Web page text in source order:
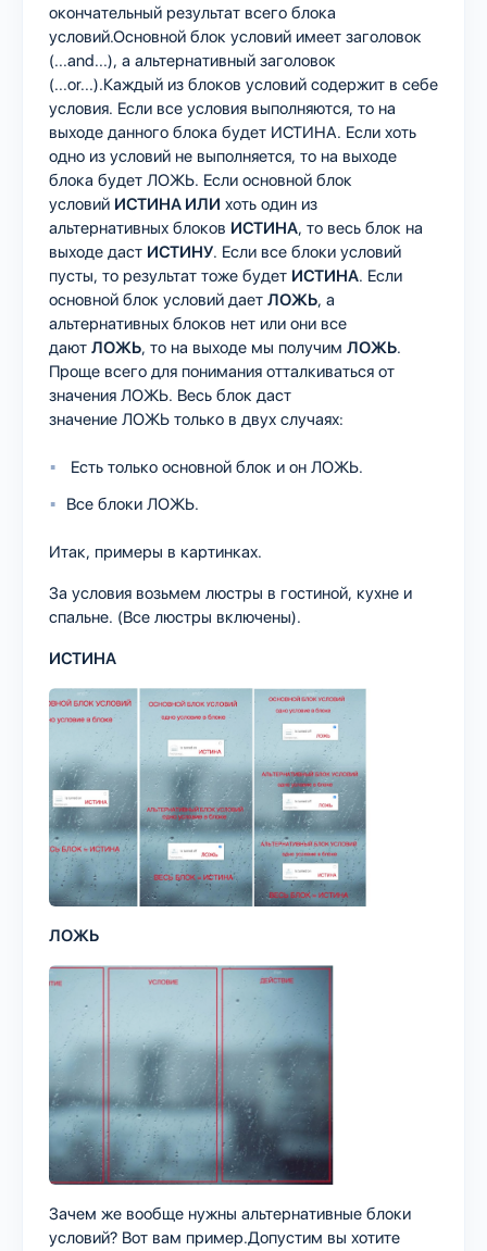
окончательный результат всего блока
условий.Основной блок условий имеет заголовок
(...and...), а альтернативный заголовок
(...or...).Каждый из блоков условий содержит в себе
условия. Если все условия выполняются, то на
выходе данного блока будет ИСТИНА. Если хоть
одно из условий не выполняется, то на выходе
блока будет ЛОЖЬ. Если основной блок
условий ИСТИНА ИЛИ хоть один из
альтернативных блоков ИСТИНА, то весь блок на
выходе даст ИСТИНУ. Если все блоки условий
пусты, то результат тоже будет ИСТИНА. Если
основной блок условий дает ЛОЖЬ, а
альтернативных блоков нет или они все
дают ЛОЖЬ, то на выходе мы получим ЛОЖЬ.
Проще всего для понимания отталкиваться от
значения ЛОЖЬ. Весь блок даст
значение ЛОЖЬ только в двух случаях:
Есть только основной блок и он ЛОЖЬ.
Все блоки ЛОЖЬ.
Итак, примеры в картинках.
За условия возьмем люстры в гостиной, кухне и
спальне. (Все люстры включены).
ИСТИНА
ЛОЖЬ
Зачем же вообще нужны альтернативные блоки
условий? Вот вам пример.Допустим вы хотите